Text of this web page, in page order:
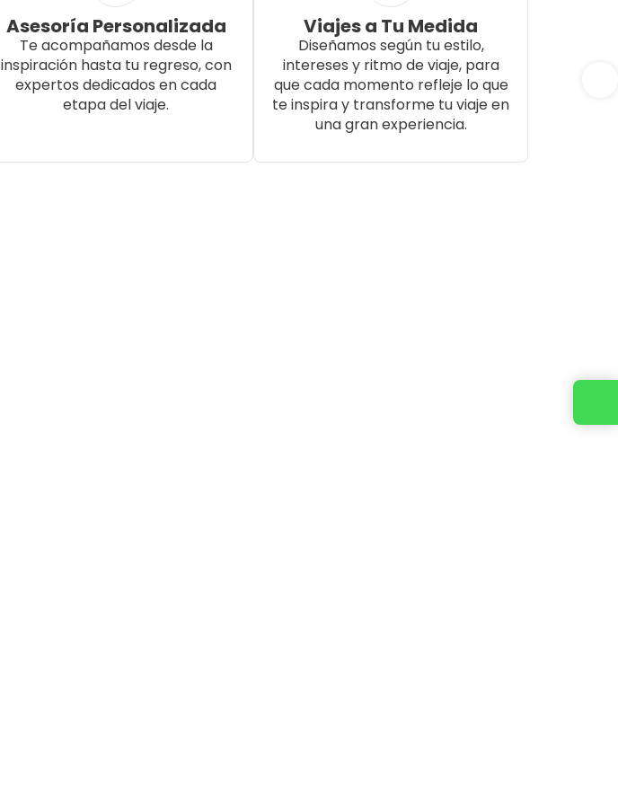
Asesoría Personalizada
Te acompañamos desde la
inspiración hasta tu regreso, con
expertos dedicados en cada
etapa del viaje.
Viajes a Tu Medida
Diseñamos según tu estilo,
intereses y ritmo de viaje, para
que cada momento refleje lo que
te inspira y transforme tu viaje en
una gran experiencia.